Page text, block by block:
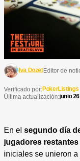
Iva DozetEditor de
Verificado por:PokerListings
Última actualización:junio
En el segundo día
jugadores restantes
iniciales se unieron